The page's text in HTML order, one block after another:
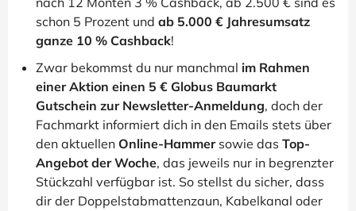
schon 5 Prozent und ab 5.000 € Jahresumsatz
ganze 10 % Cashback!
Zwar bekommst du nur manchmal im Rahmen
einer Aktion einen 5 € Globus Baumarkt
Gutschein zur Newsletter-Anmeldung, doch der
Fachmarkt informiert dich in den Emails stets über
den aktuellen Online-Hammersowie das Top-
Angebot der Woche, das jeweils nur in begrenzter
Stückzahl verfügbar ist. So stellst du sicher, dass
dir der Doppelstabmattenzaun, Kabelkanal oder